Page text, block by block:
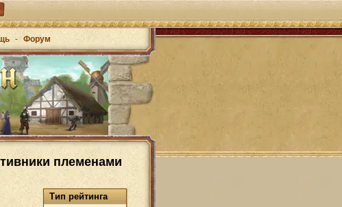
- Форум
племенами
Тип рейтинга